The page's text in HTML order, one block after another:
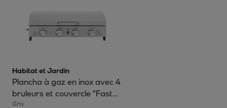
Habitat et Jardin
Plancha à gaz en inox avec 4
bruleurs et couvercle "Fasto"
- 10 kw - Gris
Gris